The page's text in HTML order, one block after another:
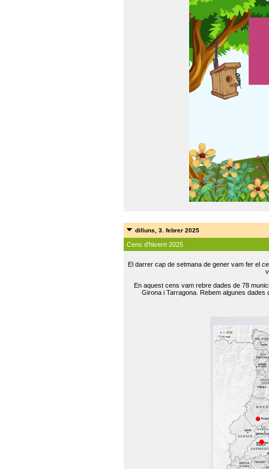
dilluns, 3. febrer 2025
Cens d'hivern 2025
El darrer cap de setmana de gener vam fer el
En aquest cens vam rebre dades de 78
Girona i Tarragona. Rebem algunes